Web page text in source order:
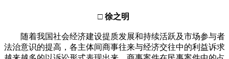
□ 徐之明
随着我国社会经济建设提质发展和持续活跃及市场参与者
法治意识的提高，各主体间商事往来与经济交往中的利益诉求